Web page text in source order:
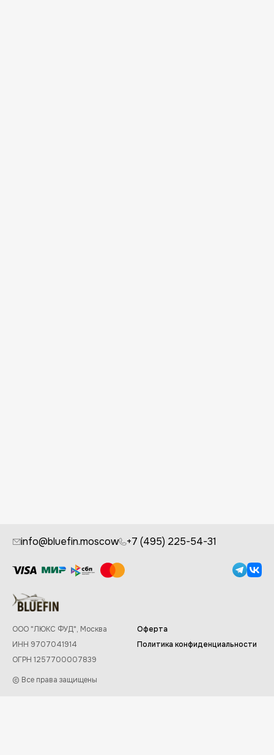
info@bluefin.moscow +7 (495) 225-54-31
ООО "ЛЮКС ФУД", Москва
ИНН 9707041914
ОГРН 1257700007839
© Все права защищены
Оферта
Политика конфиденциальности